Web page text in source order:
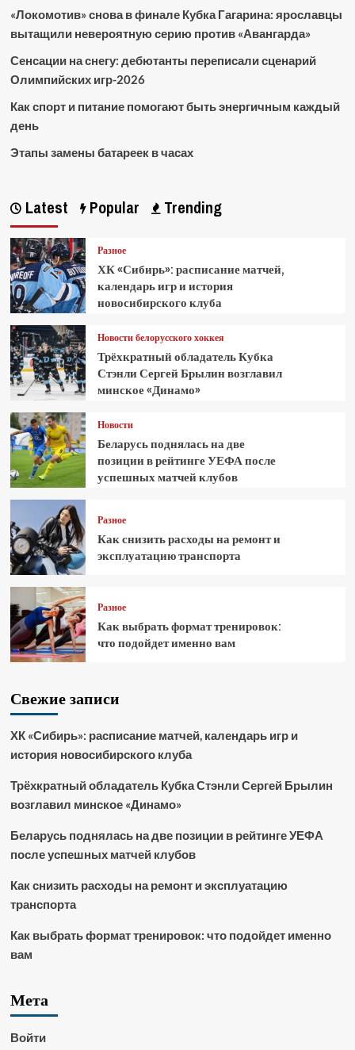
«Локомотив» снова в финале Кубка Гагарина: ярославцы
вытащили невероятную серию против «Авангарда»
Сенсации на снегу: дебютанты переписали сценарий
Олимпийских игр-2026
Как спорт и питание помогают быть энергичным каждый
день
Этапы замены батареек в часах
Latest Popular Trending
Разное
ХК «Сибирь»: расписание матчей,
календарь игр и история
новосибирского клуба
Новости белорусского хоккея
Трёхкратный обладатель Кубка
Стэнли Сергей Брылин возглавил
минское «Динамо»
Новости
Беларусь поднялась на две
позиции в рейтинге УЕФА после
успешных матчей клубов
Разное
Как снизить расходы на ремонт и
эксплуатацию транспорта
Разное
Как выбрать формат тренировок:
что подойдет именно вам
Свежие записи
ХК «Сибирь»: расписание матчей, календарь игр и
история новосибирского клуба
Трёхкратный обладатель Кубка Стэнли Сергей Брылин
возглавил минское «Динамо»
Беларусь поднялась на две позиции в рейтинге УЕФА
после успешных матчей клубов
Как снизить расходы на ремонт и эксплуатацию
транспорта
Как выбрать формат тренировок: что подойдет именно
вам
Мета
Войти